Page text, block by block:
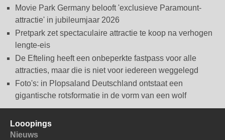
Movie Park Germany belooft 'exclusieve Paramount-
attractie' in jubileumjaar 2026
Pretpark zet spectaculaire attractie te koop na verhogen
lengte-eis
De Efteling heeft een onbeperkte fastpass voor alle
attracties, maar die is niet voor iedereen weggelegd
Foto's: in Plopsaland Deutschland ontstaat een
gigantische rotsformatie in de vorm van een wolf
Looopings
Nieuws